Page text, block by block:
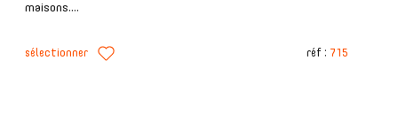
maisons....
sélectionner réf : 715